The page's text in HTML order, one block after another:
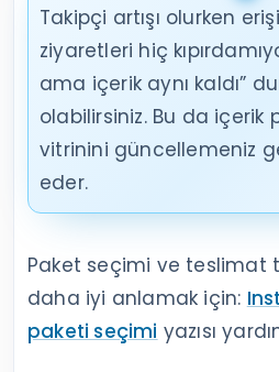
Takipçi artışı olurken
ziyaretleri hiç
ama içerik aynı kaldı”
olabilirsiniz. Bu da içerik
vitrinini güncellemeniz
eder.
Paket seçimi ve teslimat
daha iyi anlamak için:
paketi seçimi yazısı